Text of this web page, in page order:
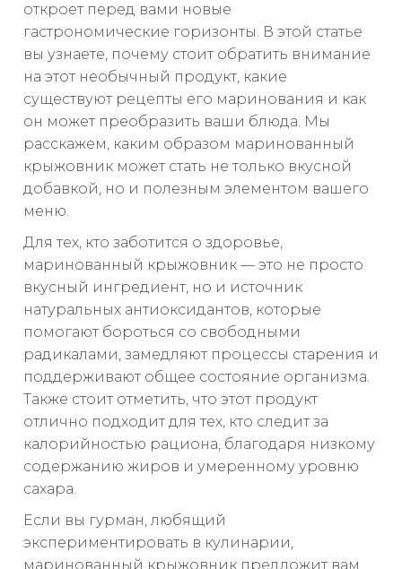
откроет перед вами новые
гастрономические горизонты. В этой статье
вы узнаете, почему стоит обратить внимание
на этот необычный продукт, какие
существуют рецепты его маринования и как
он может преобразить ваши блюда. Мы
расскажем, каким образом маринованный
крыжовник может стать не только вкусной
добавкой, но и полезным элементом вашего
меню.
Для тех, кто заботится о здоровье,
маринованный крыжовник — это не просто
вкусный ингредиент, но и источник
натуральных антиоксидантов, которые
помогают бороться со свободными
радикалами, замедляют процессы старения и
поддерживают общее состояние организма.
Также стоит отметить, что этот продукт
отлично подходит для тех, кто следит за
калорийностью рациона, благодаря низкому
содержанию жиров и умеренному уровню
сахара.
Если вы гурман, любящий
экспериментировать в кулинарии,
маринованный крыжовник предложит вам